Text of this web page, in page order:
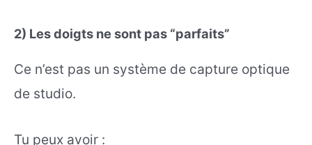
2) Les doigts ne sont pas “parfaits”
Ce n’est pas un système de capture optique
de studio.
Tu peux avoir :